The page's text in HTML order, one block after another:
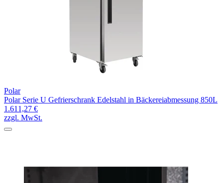
Polar
Polar Serie U Gefrierschrank Edelstahl in Bäckereiabmessung 850L
1.611,27 €
zzgl. MwSt.